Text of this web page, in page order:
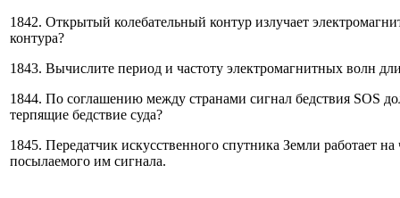
1842. Открытый колебательный контур излучает
контура?
1843. Вычислите период и частоту электромагнитных волн
1844. По соглашению между странами сигнал бедствия SOS
терпящие бедствие суда?
1845. Передатчик искусственного спутника Земли работает
посылаемого им сигнала.